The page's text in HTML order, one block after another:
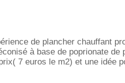
de plancher chauffant
à base de poprionate
7 euros le m2) et une idée